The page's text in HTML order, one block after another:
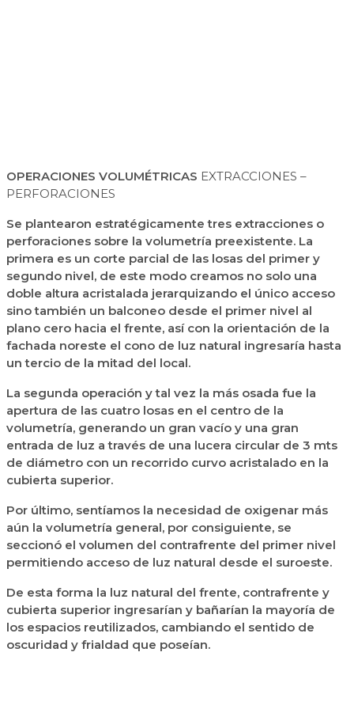
OPERACIONES VOLUMÉTRICAS EXTRACCIONES –
PERFORACIONES
Se plantearon estratégicamente tres extracciones o
perforaciones sobre la volumetría preexistente. La
primera es un corte parcial de las losas del primer y
segundo nivel, de este modo creamos no solo una
doble altura acristalada jerarquizando el único acceso
sino también un balconeo desde el primer nivel al
plano cero hacia el frente, así con la orientación de la
fachada noreste el cono de luz natural ingresaría hasta
un tercio de la mitad del local.
La segunda operación y tal vez la más osada fue la
apertura de las cuatro losas en el centro de la
volumetría, generando un gran vacío y una gran
entrada de luz a través de una lucera circular de 3 mts
de diámetro con un recorrido curvo acristalado en la
cubierta superior.
Por último, sentíamos la necesidad de oxigenar más
aún la volumetría general, por consiguiente, se
seccionó el volumen del contrafrente del primer nivel
permitiendo acceso de luz natural desde el suroeste.
De esta forma la luz natural del frente, contrafrente y
cubierta superior ingresarían y bañarían la mayoría de
los espacios reutilizados, cambiando el sentido de
oscuridad y frialdad que poseían.